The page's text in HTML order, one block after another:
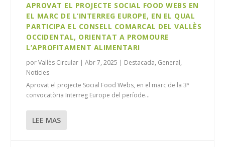
APROVAT EL PROJECTE SOCIAL FOOD WEBS EN
EL MARC DE L’INTERREG EUROPE, EN EL QUAL
PARTICIPA EL CONSELL COMARCAL DEL VALLÈS
OCCIDENTAL, ORIENTAT A PROMOURE
L’APROFITAMENT ALIMENTARI
porVallès Circular |Abr 7, 2025 | Destacada, General,
Noticies
Aprovat el projecte Social Food Webs, en el marc de la 3ª
convocatòria Interreg Europe del període...
LEE MAS